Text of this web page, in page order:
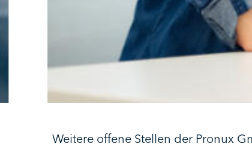
Weitere offene Stellen der Pronux